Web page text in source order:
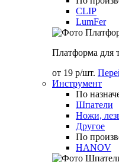
CLIP
LumFer
Платформа для
от 19 р/шт.
Инструмент
По
Шпатели
Ножи,
Другое
По
HANOV